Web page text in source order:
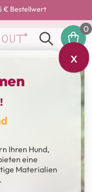
€ Bestellwert
0
Ihren Hund,
eine
Materialien
x